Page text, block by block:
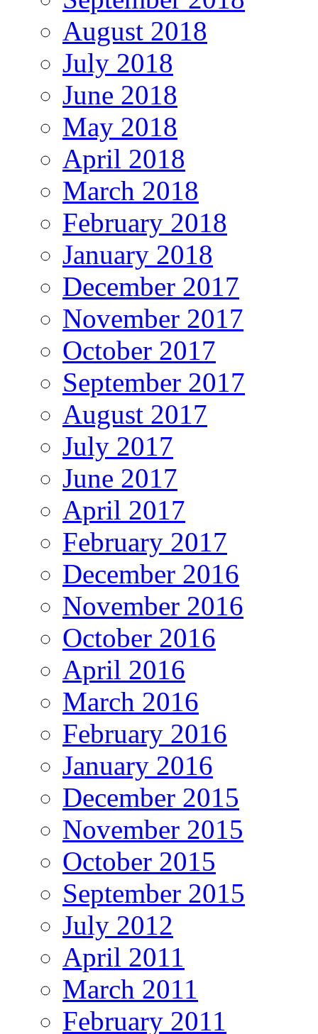
August 2018
July 2018
June 2018
May 2018
April 2018
March 2018
February 2018
January 2018
December 2017
November 2017
October 2017
September 2017
August 2017
July 2017
June 2017
April 2017
February 2017
December 2016
November 2016
October 2016
April 2016
March 2016
February 2016
January 2016
December 2015
November 2015
October 2015
September 2015
July 2012
April 2011
March 2011
February 2011